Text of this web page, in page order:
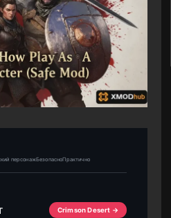
персонажБезопасноПрактично
Crimson Desert →